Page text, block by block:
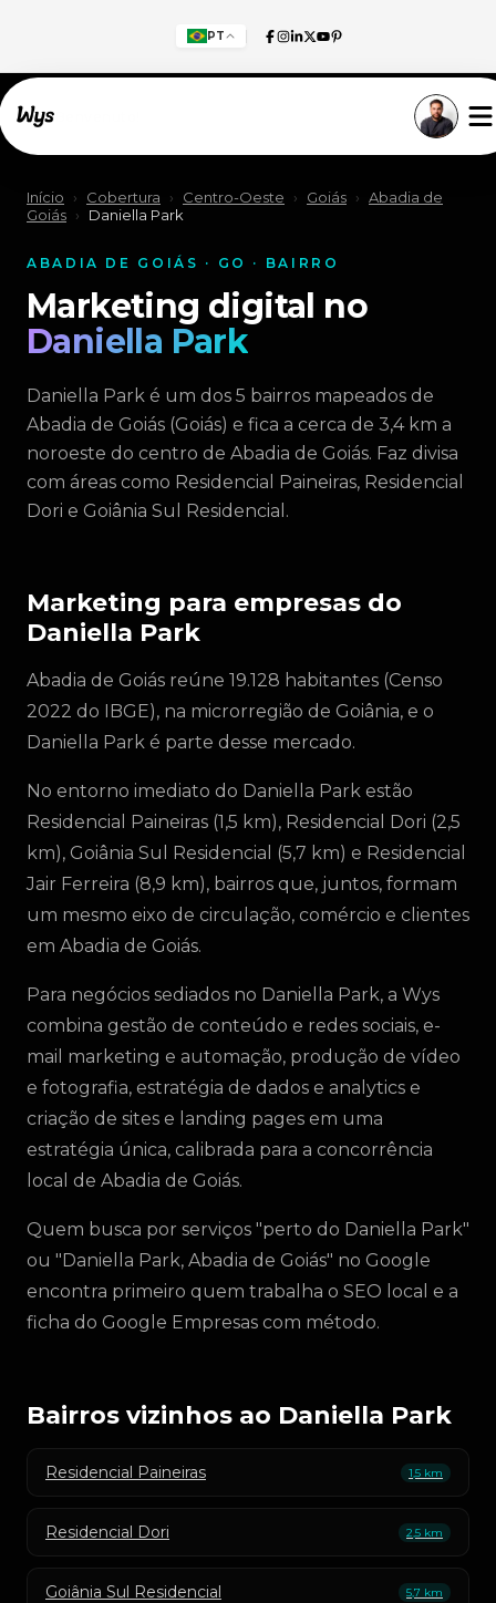
PT
Início › Cobertura › Centro-Oeste › Goiás › Abadia de
Goiás › Daniella Park
ABADIA DE GOIÁS · GO · BAIRRO
Marketing digital no
Daniella Park
Daniella Park é um dos 5 bairros mapeados de
Abadia de Goiás (Goiás) e fica a cerca de 3,4 km a
noroeste do centro de Abadia de Goiás. Faz divisa
com áreas como Residencial Paineiras, Residencial
Dori e Goiânia Sul Residencial.
Marketing para empresas do
Daniella Park
Abadia de Goiás reúne 19.128 habitantes (Censo
2022 do IBGE), na microrregião de Goiânia, e o
Daniella Park é parte desse mercado.
No entorno imediato do Daniella Park estão
Residencial Paineiras (1,5 km), Residencial Dori (2,5
km), Goiânia Sul Residencial (5,7 km) e Residencial
Jair Ferreira (8,9 km), bairros que, juntos, formam
um mesmo eixo de circulação, comércio e clientes
em Abadia de Goiás.
Para negócios sediados no Daniella Park, a Wys
combina gestão de conteúdo e redes sociais, e-
mail marketing e automação, produção de vídeo
e fotografia, estratégia de dados e analytics e
criação de sites e landing pages em uma
estratégia única, calibrada para a concorrência
local de Abadia de Goiás.
Quem busca por serviços "perto do Daniella Park"
ou "Daniella Park, Abadia de Goiás" no Google
encontra primeiro quem trabalha o SEO local e a
ficha do Google Empresas com método.
Bairros vizinhos ao Daniella Park
Residencial Paineiras 1,5 km
Residencial Dori 2,5 km
Goiânia Sul Residencial 5,7 km